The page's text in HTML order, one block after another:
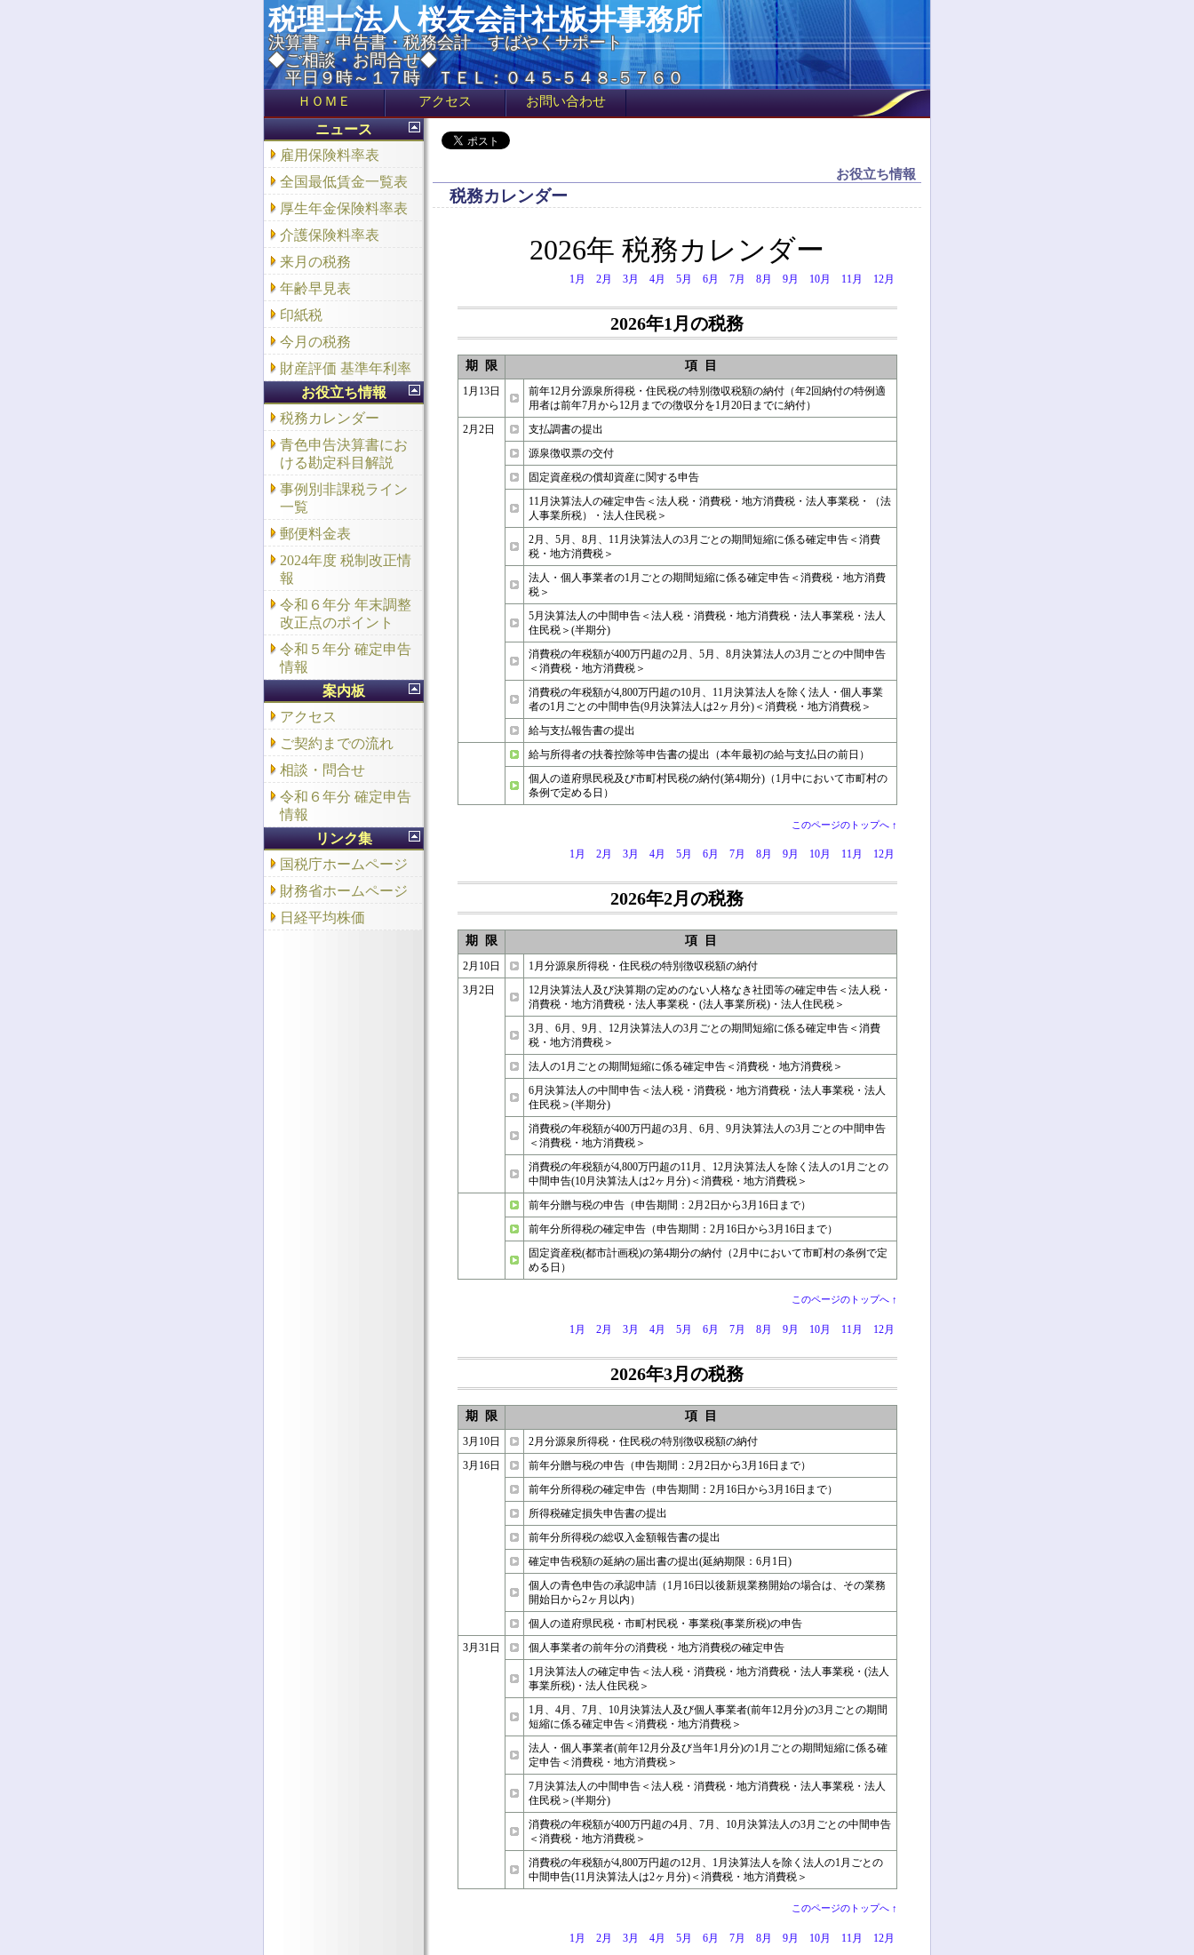
税理士法人 桜友会計社板井事務所
決算書・申告書・税務会計 すばやくサポート
◆ご相談・お問合せ◆
平日９時～１７時 ＴＥＬ：０４５-５４８-５７６０
ＨＯＭＥ アクセス お問い合わせ
ニュース
雇用保険料率表
全国最低賃金一覧表
厚生年金保険料率表
介護保険料率表
来月の税務
年齢早見表
印紙税
今月の税務
財産評価 基準年利率
お役立ち情報
税務カレンダー
青色申告決算書にお
ける勘定科目解説
事例別非課税ライン
一覧
郵便料金表
2024年度 税制改正情
報
令和６年分 年末調整
改正点のポイント
令和５年分 確定申告
情報
案内板
アクセス
ご契約までの流れ
相談・問合せ
令和６年分 確定申告
情報
リンク集
国税庁ホームページ
財務省ホームページ
日経平均株価
お役立ち情報
税務カレンダー
2026年 税務カレンダー
1月 2月 3月 4月 5月 6月 7月 8月 9月 10月 11月 12月
2026年1月の税務
期 限 項 目
1月13日
前年12月分源泉所得税・住民税の特別徴収税額の納付（年2回納付の特例適
用者は前年7月から12月までの徴収分を1月20日までに納付）
2月2日
支払調書の提出
源泉徴収票の交付
固定資産税の償却資産に関する申告
11月決算法人の確定申告＜法人税・消費税・地方消費税・法人事業税・（法
人事業所税）・法人住民税＞
2月、5月、8月、11月決算法人の3月ごとの期間短縮に係る確定申告＜消費
税・地方消費税＞
法人・個人事業者の1月ごとの期間短縮に係る確定申告＜消費税・地方消費
税＞
5月決算法人の中間申告＜法人税・消費税・地方消費税・法人事業税・法人
住民税＞(半期分)
消費税の年税額が400万円超の2月、5月、8月決算法人の3月ごとの中間申告
＜消費税・地方消費税＞
消費税の年税額が4,800万円超の10月、11月決算法人を除く法人・個人事業
者の1月ごとの中間申告(9月決算法人は2ヶ月分)＜消費税・地方消費税＞
給与支払報告書の提出
給与所得者の扶養控除等申告書の提出（本年最初の給与支払日の前日）
個人の道府県民税及び市町村民税の納付(第4期分)（1月中において市町村の
条例で定める日）
このページのトップへ ↑
1月 2月 3月 4月 5月 6月 7月 8月 9月 10月 11月 12月
2026年2月の税務
期 限 項 目
2月10日
1月分源泉所得税・住民税の特別徴収税額の納付
3月2日
12月決算法人及び決算期の定めのない人格なき社団等の確定申告＜法人税・
消費税・地方消費税・法人事業税・(法人事業所税)・法人住民税＞
3月、6月、9月、12月決算法人の3月ごとの期間短縮に係る確定申告＜消費
税・地方消費税＞
法人の1月ごとの期間短縮に係る確定申告＜消費税・地方消費税＞
6月決算法人の中間申告＜法人税・消費税・地方消費税・法人事業税・法人
住民税＞(半期分)
消費税の年税額が400万円超の3月、6月、9月決算法人の3月ごとの中間申告
＜消費税・地方消費税＞
消費税の年税額が4,800万円超の11月、12月決算法人を除く法人の1月ごとの
中間申告(10月決算法人は2ヶ月分)＜消費税・地方消費税＞
前年分贈与税の申告（申告期間：2月2日から3月16日まで）
前年分所得税の確定申告（申告期間：2月16日から3月16日まで）
固定資産税(都市計画税)の第4期分の納付（2月中において市町村の条例で定
める日）
このページのトップへ ↑
1月 2月 3月 4月 5月 6月 7月 8月 9月 10月 11月 12月
2026年3月の税務
期 限 項 目
3月10日
2月分源泉所得税・住民税の特別徴収税額の納付
3月16日
前年分贈与税の申告（申告期間：2月2日から3月16日まで）
前年分所得税の確定申告（申告期間：2月16日から3月16日まで）
所得税確定損失申告書の提出
前年分所得税の総収入金額報告書の提出
確定申告税額の延納の届出書の提出(延納期限：6月1日)
個人の青色申告の承認申請（1月16日以後新規業務開始の場合は、その業務
開始日から2ヶ月以内）
個人の道府県民税・市町村民税・事業税(事業所税)の申告
3月31日
個人事業者の前年分の消費税・地方消費税の確定申告
1月決算法人の確定申告＜法人税・消費税・地方消費税・法人事業税・(法人
事業所税)・法人住民税＞
1月、4月、7月、10月決算法人及び個人事業者(前年12月分)の3月ごとの期間
短縮に係る確定申告＜消費税・地方消費税＞
法人・個人事業者(前年12月分及び当年1月分)の1月ごとの期間短縮に係る確
定申告＜消費税・地方消費税＞
7月決算法人の中間申告＜法人税・消費税・地方消費税・法人事業税・法人
住民税＞(半期分)
消費税の年税額が400万円超の4月、7月、10月決算法人の3月ごとの中間申告
＜消費税・地方消費税＞
消費税の年税額が4,800万円超の12月、1月決算法人を除く法人の1月ごとの
中間申告(11月決算法人は2ヶ月分)＜消費税・地方消費税＞
このページのトップへ ↑
1月 2月 3月 4月 5月 6月 7月 8月 9月 10月 11月 12月